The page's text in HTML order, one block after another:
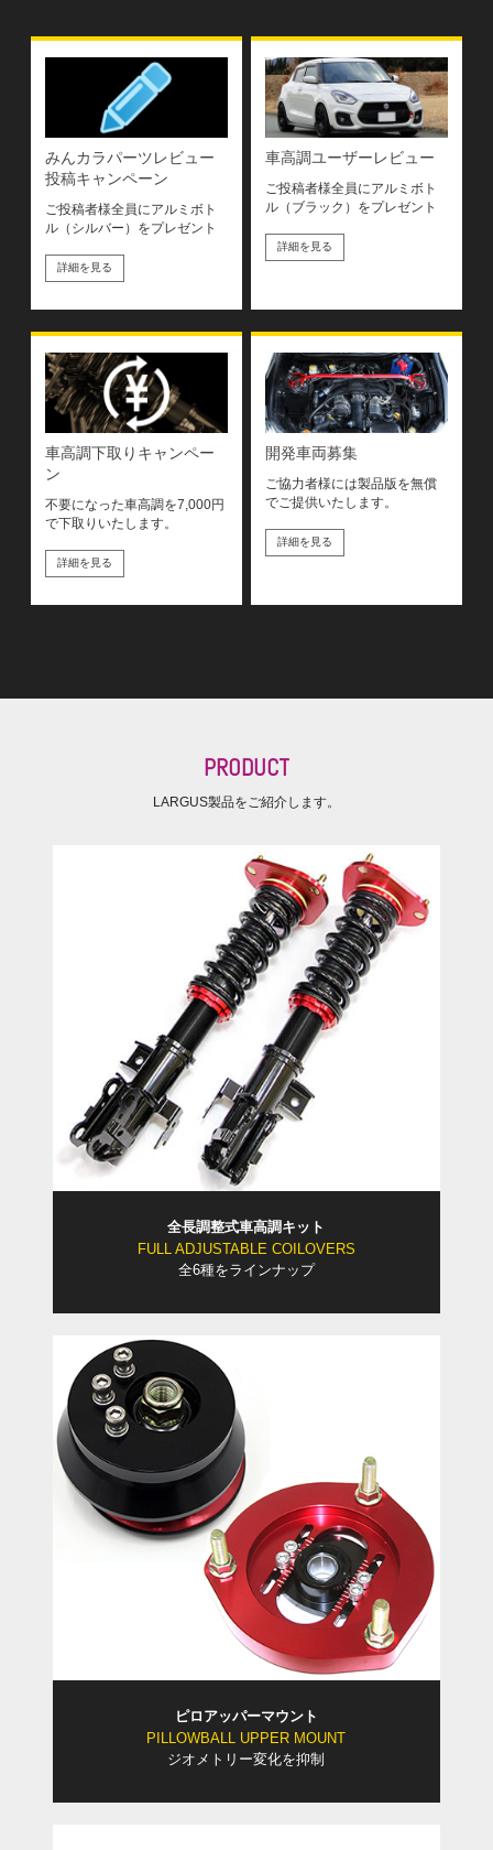
みんカラパーツレビュー
投稿キャンペーン
ご投稿者様全員にアルミボト
ル（シルバー）をプレゼント
詳細を見る
車高調ユーザーレビュー
ご投稿者様全員にアルミボト
ル（ブラック）をプレゼント
詳細を見る
車高調下取りキャンペー
ン
不要になった車高調を7,000円
で下取りいたします。
詳細を見る
開発車両募集
ご協力者様には製品版を無償
でご提供いたします。
詳細を見る
PRODUCT
LARGUS製品をご紹介します。
全長調整式車高調キット
FULL ADJUSTABLE COILOVERS
全6種をラインナップ
ピロアッパーマウント
PILLOWBALL UPPER MOUNT
ジオメトリー変化を抑制